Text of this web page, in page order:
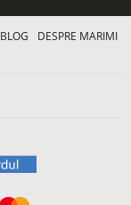
BLOG
DESPRE MARIMI